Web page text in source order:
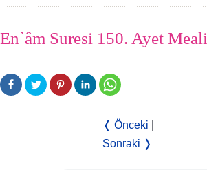
En`âm Suresi 150. Ayet Meali
❬ Önceki
Sonraki ❭